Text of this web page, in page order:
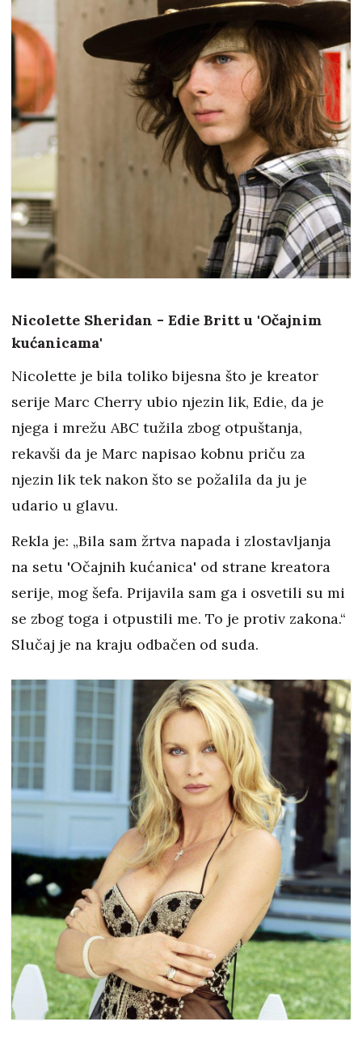
Nicolette Sheridan - Edie Britt u 'Očajnim
kućanicama'
Nicolette je bila toliko bijesna što je kreator
serije Marc Cherry ubio njezin lik, Edie, da je
njega i mrežu ABC tužila zbog otpuštanja,
rekavši da je Marc napisao kobnu priču za
njezin lik tek nakon što se požalila da ju je
udario u glavu.
Rekla je: „Bila sam žrtva napada i zlostavljanja
na setu 'Očajnih kućanica' od strane kreatora
serije, mog šefa. Prijavila sam ga i osvetili su mi
se zbog toga i otpustili me. To je protiv zakona.“
Slučaj je na kraju odbačen od suda.